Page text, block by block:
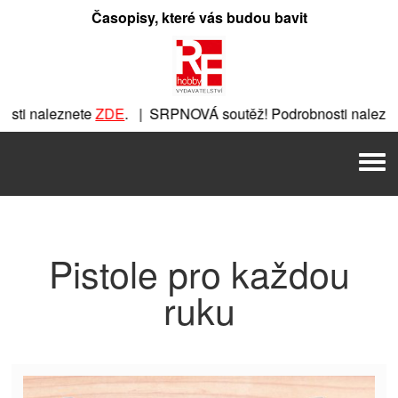
Časopisy, které vás budou bavit
nalezneteZDE. | SRPNOVÁ soutěž! Podrobnosti
. |
Pistole pro každou
ruku